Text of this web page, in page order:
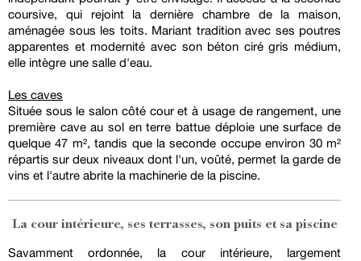
coursive, qui rejoint la dernière chambre de la maison,
aménagée sous les toits. Mariant tradition avec ses poutres
apparentes et modernité avec son béton ciré gris médium,
elle intègre une salle d'eau.
Les caves
Située sous le salon côté cour et à usage de rangement, une
première cave au sol en terre battue déploie une surface de
quelque 47 m², tandis que la seconde occupe environ 30 m²
répartis sur deux niveaux dont l'un, voûté, permet la garde de
vins et l'autre abrite la machinerie de la piscine.
La cour intérieure, ses terrasses, son puits et sa piscine
Savamment ordonnée, la cour intérieure, largement